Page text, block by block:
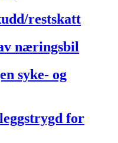
restskatt
næringsbil
syke- og
for